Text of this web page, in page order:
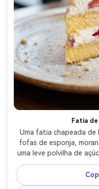
Fatia
Uma fatia chapeada de
fofas de esponja,
uma leve polvilha de
creme claramente
lado do prato, luz
Fujifilm GFX100, lente